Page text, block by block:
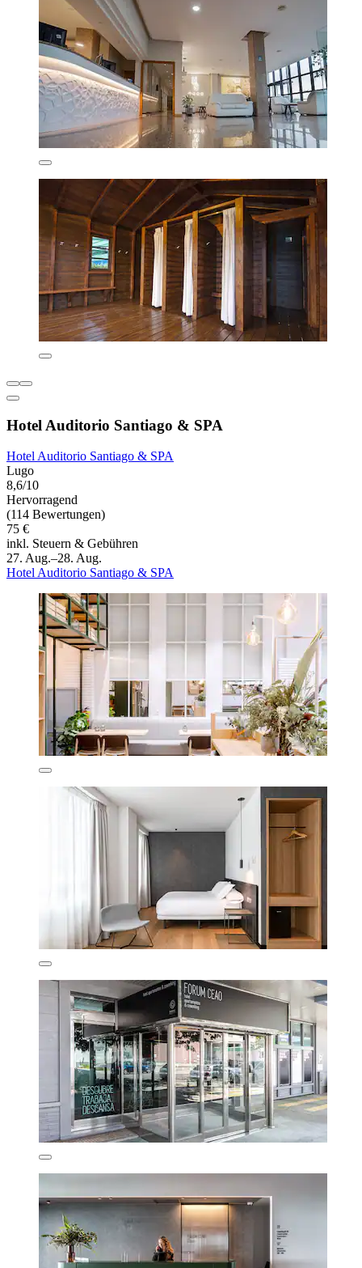
Hotel Auditorio Santiago & SPA
Hotel Auditorio Santiago & SPA
Lugo
8,6/10
Hervorragend
(114 Bewertungen)
75 €
inkl. Steuern & Gebühren
27. Aug.–28. Aug.
Hotel Auditorio Santiago & SPA